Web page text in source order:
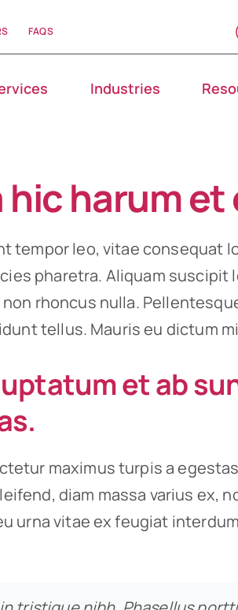
FAQS
Industries
hic harum et
tempor leo, vitae consequat
pharetra. Aliquam suscipit
non rhoncus nulla.
tellus. Mauris eu dictum
et ab
maximus turpis a
diam massa varius ex,
urna vitae ex feugiat